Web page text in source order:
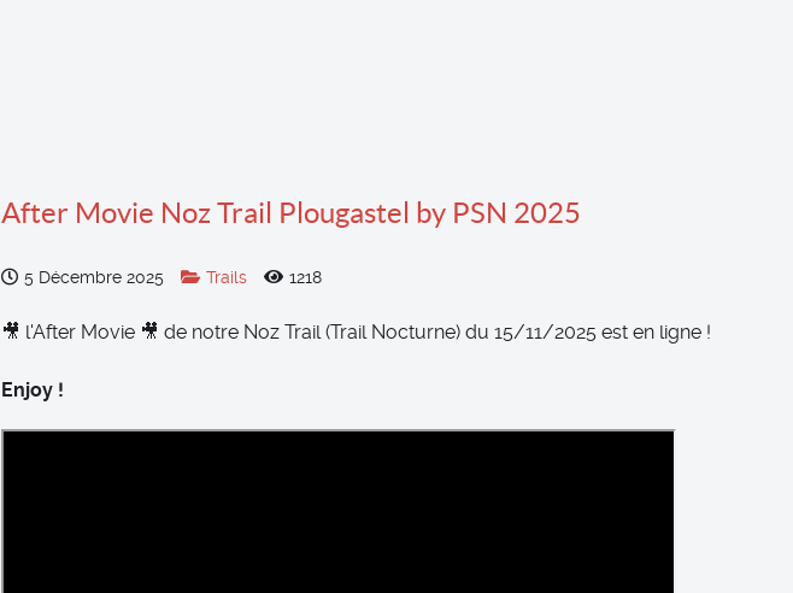
After Movie Noz Trail Plougastel by PSN 2025
5 Décembre 2025 Trails 1218
🎥 l'After Movie 🎥 de notre Noz Trail (Trail Nocturne) du 15/11/2025 est en ligne !
Enjoy !